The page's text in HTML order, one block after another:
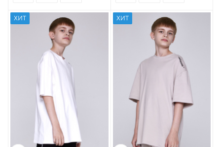
ХИТ ХИТ